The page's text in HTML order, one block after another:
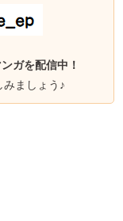
ガを配信中！
ましょう♪